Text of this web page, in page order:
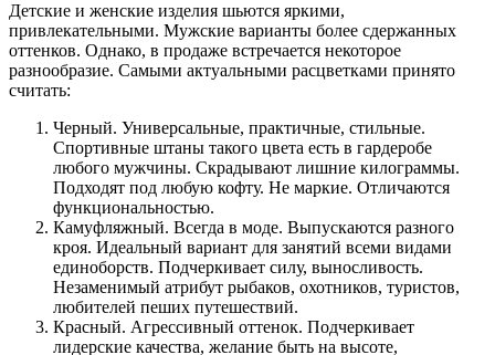
Детские и женские изделия шьются яркими,
привлекательными. Мужские варианты более сдержанных
оттенков. Однако, в продаже встречается некоторое
разнообразие. Самыми актуальными расцветками принято
считать:
Черный. Универсальные, практичные, стильные.
Спортивные штаны такого цвета есть в гардеробе
любого мужчины. Скрадывают лишние килограммы.
Подходят под любую кофту. Не маркие. Отличаются
функциональностью.
Камуфляжный. Всегда в моде. Выпускаются разного
кроя. Идеальный вариант для занятий всеми видами
единоборств. Подчеркивает силу, выносливость.
Незаменимый атрибут рыбаков, охотников, туристов,
любителей пеших путешествий.
Красный. Агрессивный оттенок. Подчеркивает
лидерские качества, желание быть на высоте,